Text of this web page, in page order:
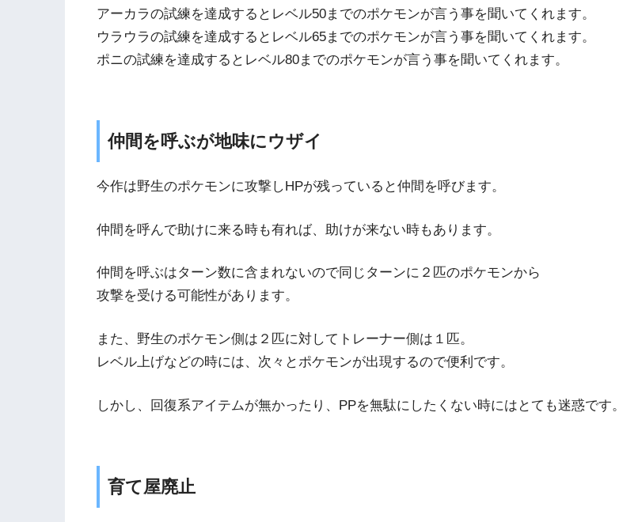
アーカラの試練を達成するとレベル50までのポケモンが言う事を聞いてくれます。
ウラウラの試練を達成するとレベル65までのポケモンが言う事を聞いてくれます。
ポニの試練を達成するとレベル80までのポケモンが言う事を聞いてくれます。
仲間を呼ぶが地味にウザイ
今作は野生のポケモンに攻撃しHPが残っていると仲間を呼びます。
仲間を呼んで助けに来る時も有れば、助けが来ない時もあります。
仲間を呼ぶはターン数に含まれないので同じターンに２匹のポケモンから
攻撃を受ける可能性があります。
また、野生のポケモン側は２匹に対してトレーナー側は１匹。
レベル上げなどの時には、次々とポケモンが出現するので便利です。
しかし、回復系アイテムが無かったり、PPを無駄にしたくない時にはとても迷惑です。
育て屋廃止